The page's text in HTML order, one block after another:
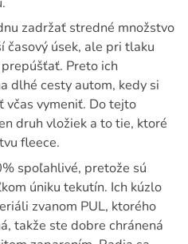
zadržať stredné množstvo
časový úsek, ale pri tlaku
Preto ich
dlhé cesty autom, kedy si
včas vymeniť. Do tejto
druh vložiek a to tie, ktoré
fleece.
spoľahlivé, pretože sú
úniku tekutín. Ich kúzlo
zvanom PUL, ktorého
takže ste dobre chránená